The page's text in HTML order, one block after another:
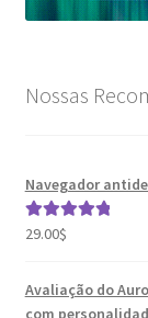
Nossas
Navegador
Avaliação
29.00$
Avaliação do
com